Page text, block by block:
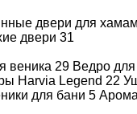
двери для
двери 31
веника 29 Ведро
Harvia Legend 22
для бани 5